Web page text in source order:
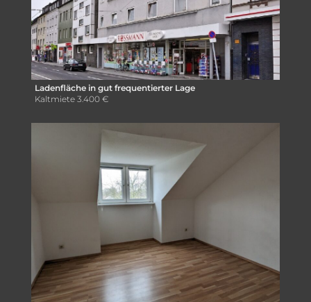
Ladenfläche in gut frequentierter Lage
Kaltmiete 3.400 €